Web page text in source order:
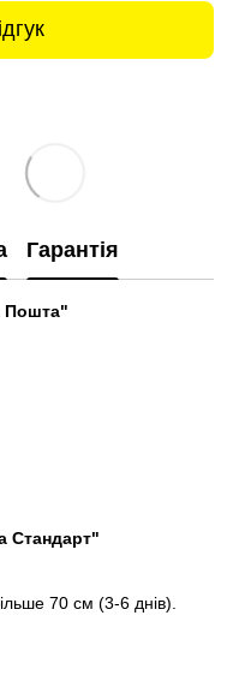
Гарантія
Пошта"
Стандарт"
70 см (3-6 днів).